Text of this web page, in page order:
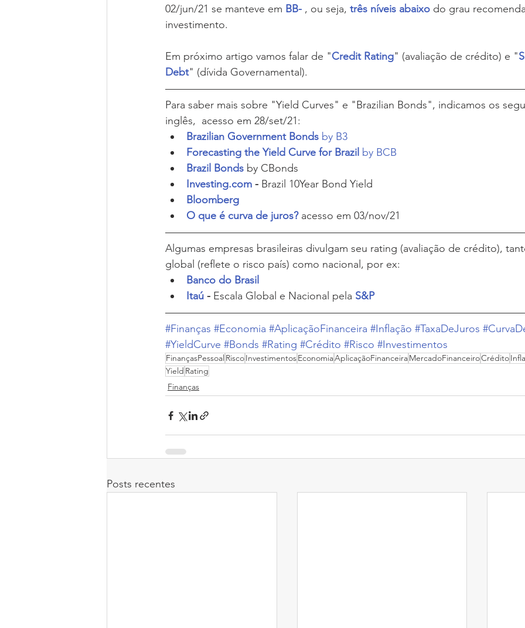
02/jun/21 se manteve em BB- , ou seja, três níveis abaixo do grau
investimento.
Em próximo artigo vamos falar de "Credit Rating" (avaliação de crédito) e "
Debt" (dívida Governamental).
Para saber mais sobre "Yield Curves" e "Brazilian Bonds", indicamos os
inglês,  acesso em 28/set/21:
Brazilian Government Bonds by B3
Forecasting the Yield Curve for Brazil by BCB
Brazil Bonds by CBonds
Investing.com - Brazil 10Year Bond Yield
Bloomberg
O que é curva de juros? acesso em 03/nov/21
Algumas empresas brasileiras divulgam seu rating (avaliação de crédito),
global (reflete o risco país) como nacional, por ex:
Banco do Brasil
Itaú - Escala Global e Nacional pela S&P
#Finanças #Economia #AplicaçãoFinanceira #Inflação #TaxaDeJuros
#YieldCurve #Bonds #Rating #Crédito #Risco #Investimentos
FinançasPessoal RiscoInvestimentosEconomiaAplicaçãoFinanceiraMercadoFinanceiroCrédito
Yield Rating
Finanças
Posts recentes